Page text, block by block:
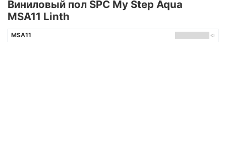
Виниловый пол SPC My Step Aqua
MSA11 Linth
MSA11 (0)